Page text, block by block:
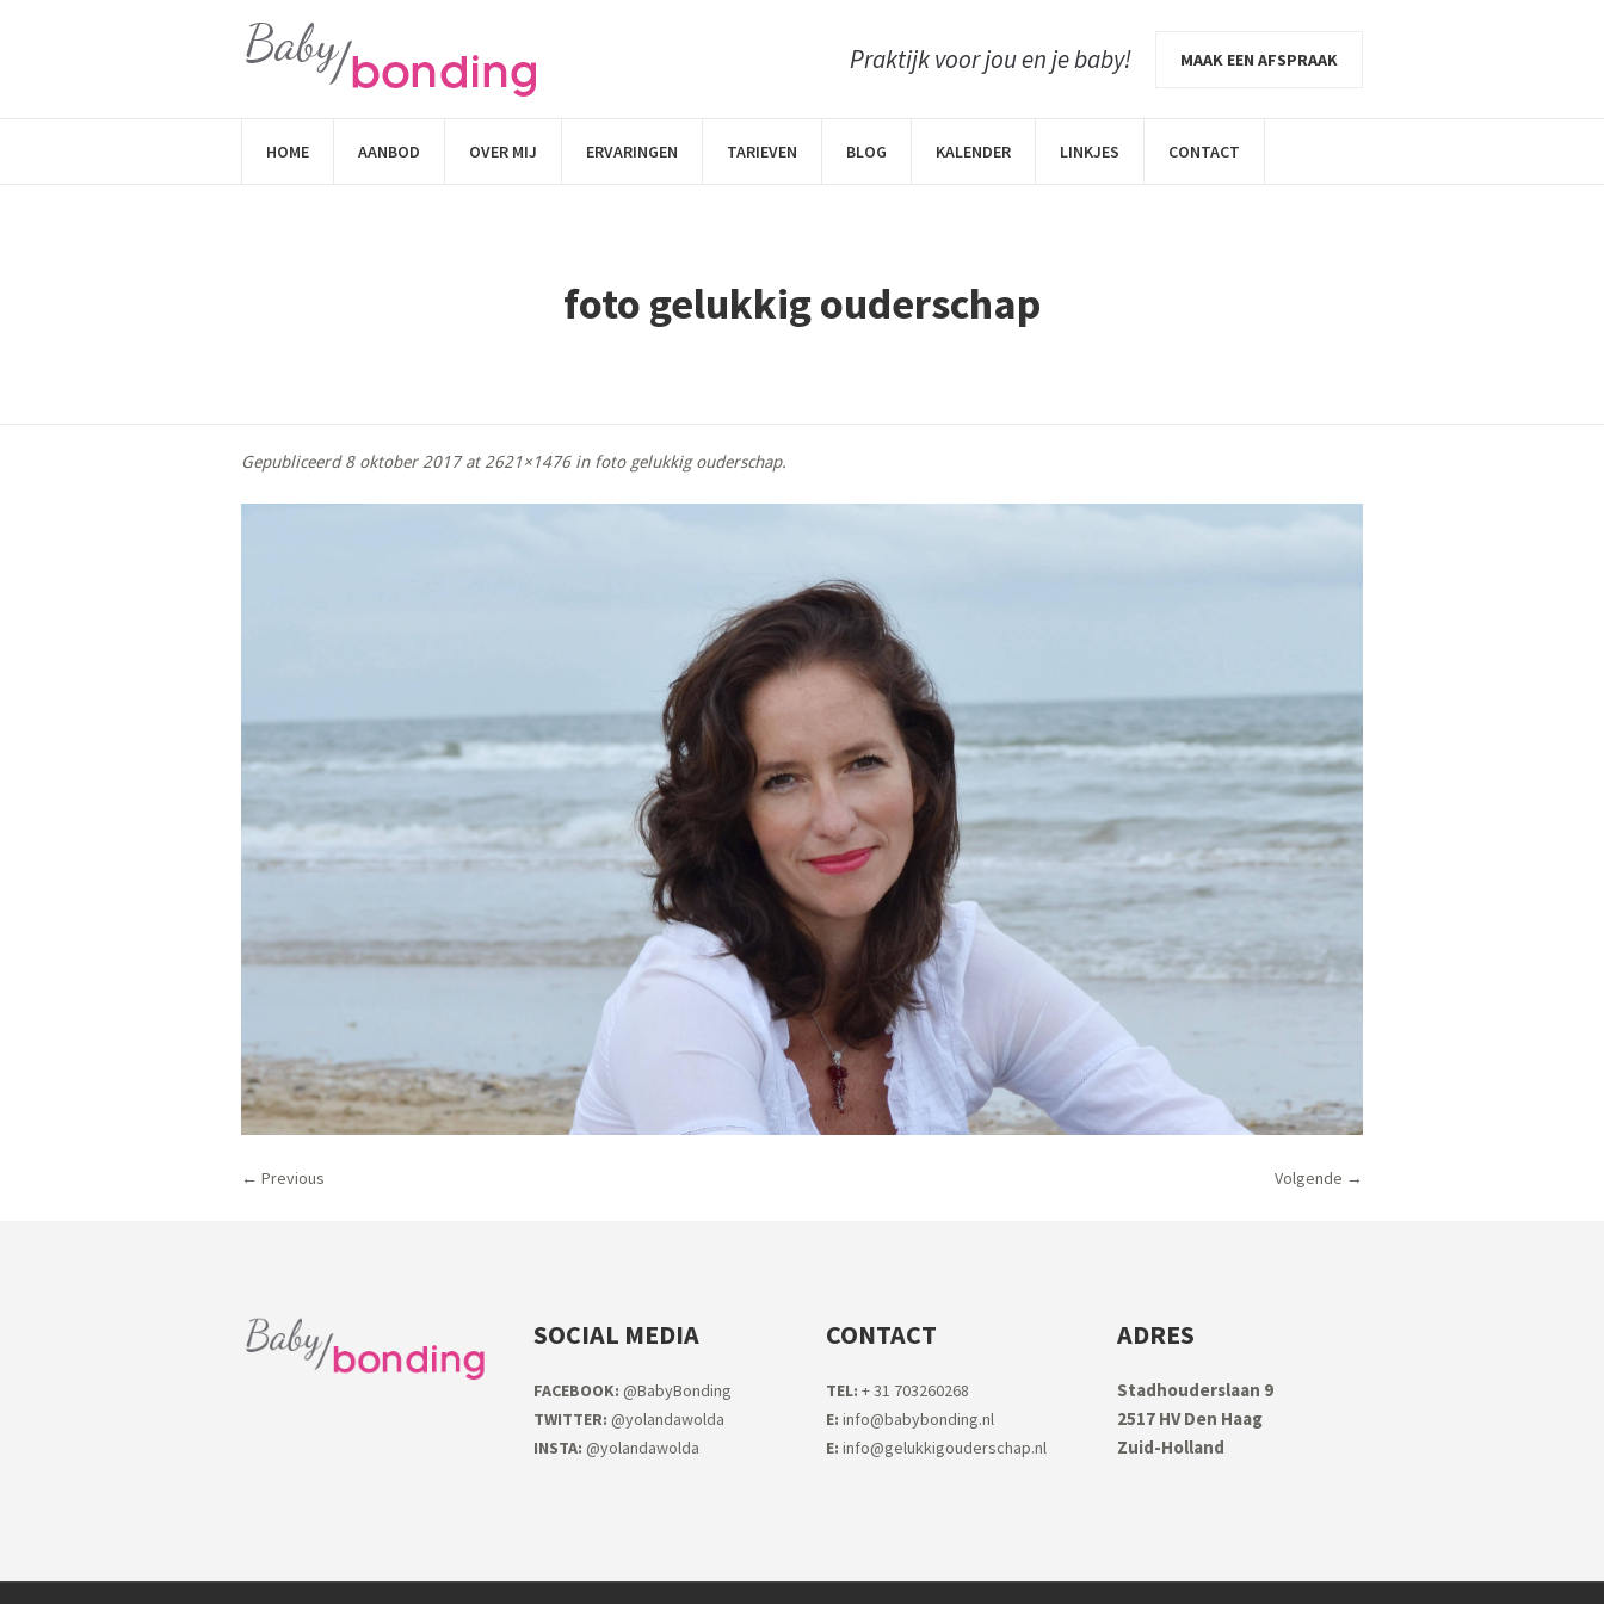
Praktijk voor jou en je baby! MAAK EEN AFSPRAAK
HOME AANBOD OVER MIJ ERVARINGEN TARIEVEN BLOG KALENDER LINKJES CONTACT
foto gelukkig ouderschap
Gepubliceerd8 oktober 2017at 2621×1476 in foto gelukkig ouderschap.
← Previous Volgende →
SOCIAL MEDIA
FACEBOOK: @BabyBonding
TWITTER: @yolandawolda
INSTA: @yolandawolda
CONTACT
TEL: + 31 703260268
E: info@babybonding.nl
E: info@gelukkigouderschap.nl
ADRES
Stadhouderslaan 9
2517 HV Den Haag
Zuid-Holland